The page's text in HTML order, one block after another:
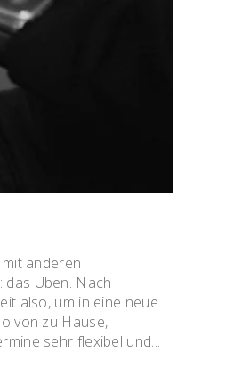
anderen
Üben. Nach
also, um in eine neue
von zu Hause,
sehr flexibel und...